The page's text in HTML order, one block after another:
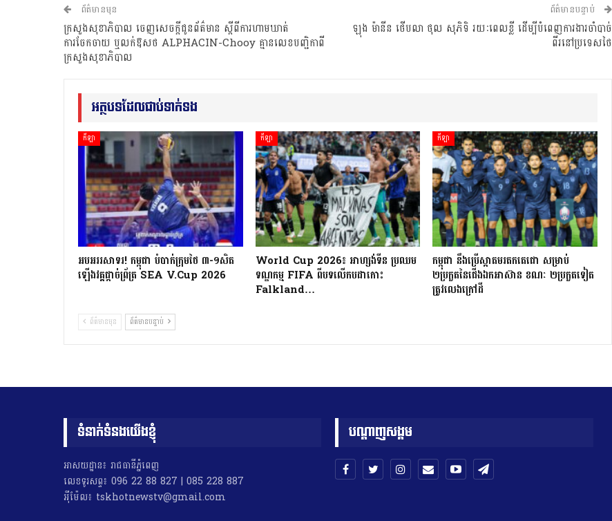
ព័ត៌មានមុន
ក្រសួងសុខាភិបាល ចេញសេចក្តីជូនព័ត៌មាន ស្តីពីការហាមឃាត់
ការចែកចាយ ឬលក់ឱសថ ALPHACIN-Chooy គ្មានលេខបញ្ជិកាពី
ក្រសួងសុខាភិបាល
ព័ត៌មានបន្ទាប់
ឡុង ម៉ានីន ថើបលា ថុល សុភិទិ រយៈពេលខ្លី ដើម្បីបំពេញការងារចាំបាច់
ពីរនៅប្រទេសថៃ
អត្ថបទដែលជាប់ទាក់ទង
កីឡា
អបអររសាទរ! កម្ពុជា បំបាក់ក្រុមថៃ ៣-១សិត
ឡើងវគ្គផ្ដាច់ព្រ័ត្រ SEA V.Cup 2026
កីឡា
World Cup 2026៖ អាហ្សង់ទីន ប្រឈម
ទណ្ឌកម្ម FIFA ពីបទលើកបដាកោះ
Falkland…
កីឡា
កម្ពុជា នឹងប្រើស្ដាតមរតកតេជោ សម្រាប់
២ប្រកួតនៃជើងឯកអាស៊ាន ខណៈ ២ប្រកួតទៀត
ត្រូវលេងក្រៅដី
ព័ត៌មានមុន ព័ត៌មានបន្ទាប់
ទំនាក់ទំនងយើងខ្ញុំ
អាសយដ្ឋាន៖ រាជធានីភ្នំពេញ
លេខទូរសព្ទ៖ 096 22 88 827 | 085 228 887
អុីម៉ែល៖ tskhotnewstv@gmail.com
បណ្តាញសង្គម